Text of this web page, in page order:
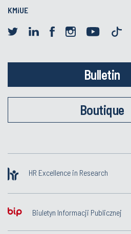
KMiUE
Bulletin
Boutique
HR Excellence in Research
Biuletyn Informacji Publicznej